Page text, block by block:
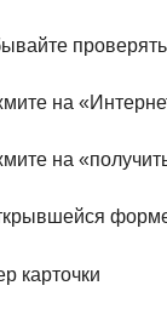
на
на
форме